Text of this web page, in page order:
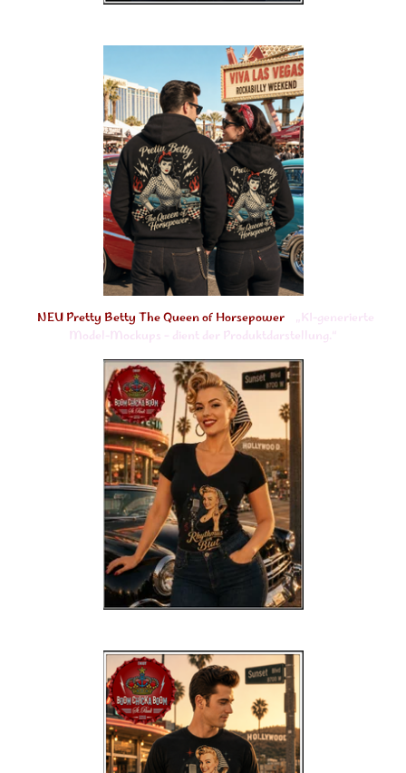
NEU Pretty Betty The Queen of Horsepower „KI-generierte
Model-Mockups – dient der Produktdarstellung.“